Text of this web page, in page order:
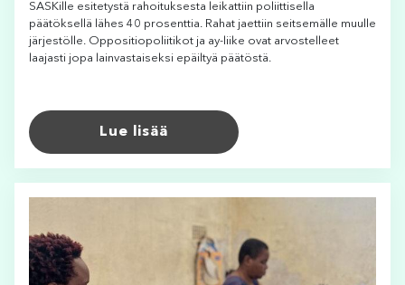
SASKille esitetystä rahoituksesta leikattiin poliittisella
päätöksellä lähes 40 prosenttia. Rahat jaettiin seitsemälle muulle
järjestölle. Oppositiopoliitikot ja ay-liike ovat arvostelleet
laajasti jopa lainvastaiseksi epäiltyä päätöstä.
Lue lisää